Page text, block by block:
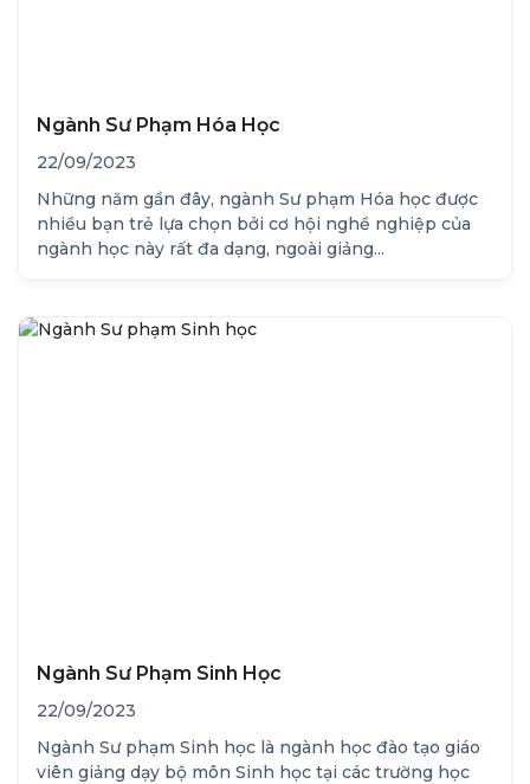
Ngành Sư Phạm Hóa Học
22/09/2023
Những năm gần đây, ngành Sư phạm Hóa học được
nhiều bạn trẻ lựa chọn bởi cơ hội nghề nghiệp của
ngành học này rất đa dạng, ngoài giảng...
Ngành Sư Phạm Sinh Học
22/09/2023
Ngành Sư phạm Sinh học là ngành học đào tạo giáo
viên giảng dạy bộ môn Sinh học tại các trường học